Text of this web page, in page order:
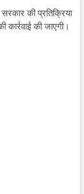
की प्रतिक्रिया
की जाएगी।